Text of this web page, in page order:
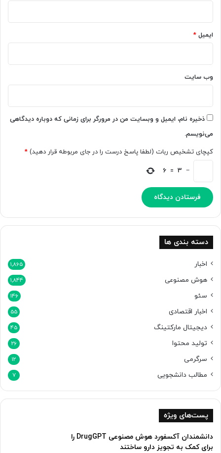
ی
ک
د
ت
و
س
ه
ح
م
ا
ا
ا
2
3
ا
ا
ه
ی‌
ر
د
ایمیل *
وب‌ سایت
ذخیره نام، ایمیل و وبسایت من در مرورگر برای زمانی که دوباره دیدگاهی
می‌نویسم.
کپچای تشخیص ربات (لطفا پاسخ درست را در جای مربوطه قرار دهید) *
−
3
=
6
دسته بندی ها
اخبار 1,865
هوش مصنوعی 1,844
سئو 146
اخبار اقتصادی 55
دیجیتال مارکتینگ 45
تولید محتوا 26
سرگرمی 12
مطالب دانشجویی 7
پست‌های ویژه
دانشمندان آکسفورد هوش مصنوعی DrugGPT را
برای کمک به تجویز دارو ساختند